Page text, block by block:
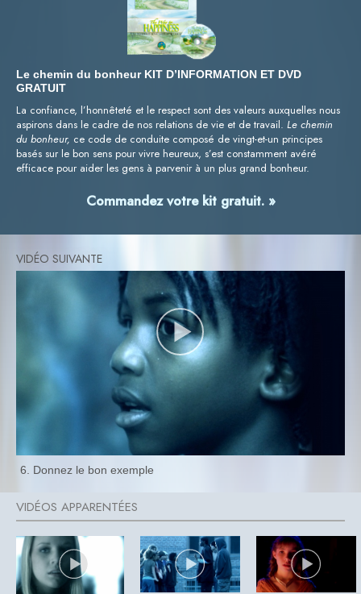
Le chemin du bonheur KIT D’INFORMATION ET DVD
GRATUIT
La confiance, l’honnêteté et le respect sont des valeurs auxquelles nous
aspirons dans le cadre de nos relations de vie et de travail. Le chemin
du bonheur, ce code de conduite composé de vingt-et-un principes
basés sur le bon sens pour vivre heureux, s’est constamment avéré
efficace pour aider les gens à parvenir à un plus grand bonheur.
Commandez votre kit gratuit. »
6. Donnez le bon exemple